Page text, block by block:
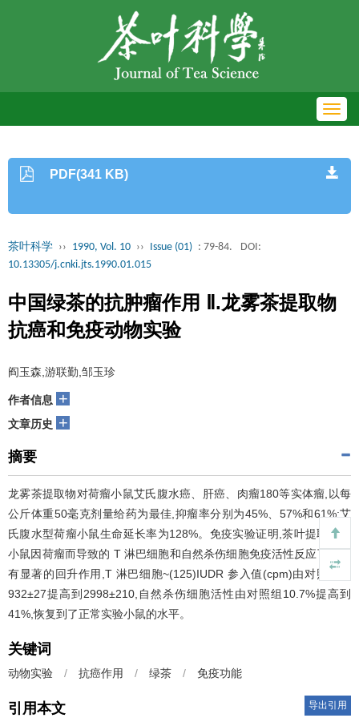
PDF(341 KB)
茶叶科学 ›› 1990, Vol. 10 ›› Issue (01) : 79-84.
DOI:
10.13305/j.cnki.jts.1990.01.015
中国绿茶的抗肿瘤作用 Ⅱ.龙雾茶提取物
抗癌和免疫动物实验
阎玉森,游联勤,邹玉珍
作者信息 +
文章历史 +
摘要
龙雾茶提取物对荷瘤小鼠艾氏腹水癌、肝癌、肉瘤180等实体瘤,以每
公斤体重50毫克剂量给药为最佳,抑瘤率分别为45%、57%和61%;艾
氏腹水型荷瘤小鼠生命延长率为128%。免疫实验证明,茶叶提取物对
小鼠因荷瘤而导致的 T 淋巴细胞和自然杀伤细胞免疫活性反应下降具
有显著的回升作用,T 淋巴细胞~(125)IUDR 参入值(cpm)由对照组的
932±27提高到2998±210,自然杀伤细胞活性由对照组10.7%提高到
41%,恢复到了正常实验小鼠的水平。
关键词
动物实验 / 抗癌作用 / 绿茶 / 免疫功能
引用本文 导出引用